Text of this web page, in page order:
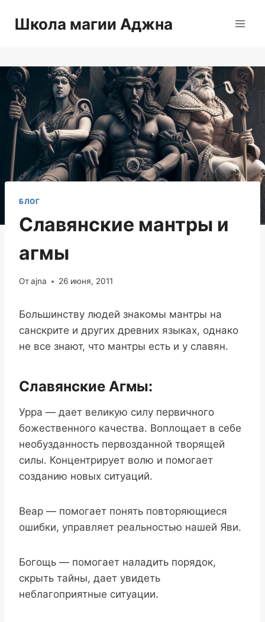
Школа магии Аджна
БЛОГ
Славянские мантры и
агмы
Отajna 26 июня, 2011
Большинству людей знакомы мантры на
санскрите и других древних языках, однако
не все знают, что мантры есть и у славян.
Славянские Агмы:
Урра — дает великую силу первичного
божественного качества. Воплощает в себе
необузданность первозданной творящей
силы. Концентрирует волю и помогает
созданию новых ситуаций.
Веар — помогает понять повторяющиеся
ошибки, управляет реальностью нашей Яви.
Богощь — помогает наладить порядок,
скрыть тайны, дает увидеть
неблагоприятные ситуации.